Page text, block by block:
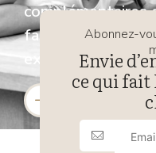
complémentaires
faire de la
expertises un
Retour vers
Abonnez-
Envie
ce qui fait